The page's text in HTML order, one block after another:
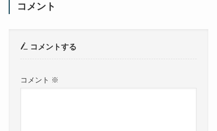
コメント
コメントする
コメント ※